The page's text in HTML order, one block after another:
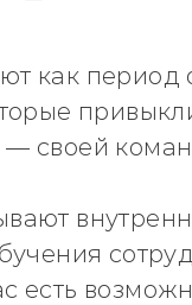
как период
своей
есть